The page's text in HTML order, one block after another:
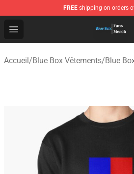
FREE shipping on orders
Open menu
Blue Box Store - Official Blue
Accueil/Blue Box Vêtements/Blue